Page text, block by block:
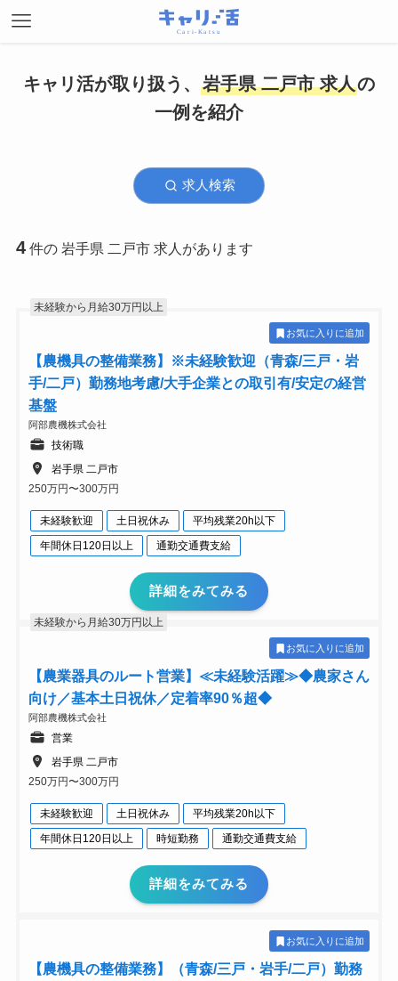
キャリ活が取り扱う、 岩手県 二戸市 求人の
一例を紹介
求人検索
4件の 岩手県 二戸市 求人があります
未経験から月給30万円以上
お気に入りに追加
【農機具の整備業務】※未経験歓迎（青森/三戸・岩
手/二戸）勤務地考慮/大手企業との取引有/安定の経営
基盤
阿部農機株式会社
技術職
岩手県 二戸市
250万円〜300万円
未経験歓迎 土日祝休み
平均残業20h以下
年間休日120日以上
通勤交通費支給
詳細をみてみる
未経験から月給30万円以上
お気に入りに追加
【農業器具のルート営業】≪未経験活躍≫◆農家さん
向け／基本土日祝休／定着率90％超◆
阿部農機株式会社
営業
岩手県 二戸市
250万円〜300万円
未経験歓迎 土日祝休み
平均残業20h以下
年間休日120日以上
時短勤務 通勤交通費支給
詳細をみてみる
お気に入りに追加
【農機具の整備業務】（青森/三戸・岩手/二戸）勤務